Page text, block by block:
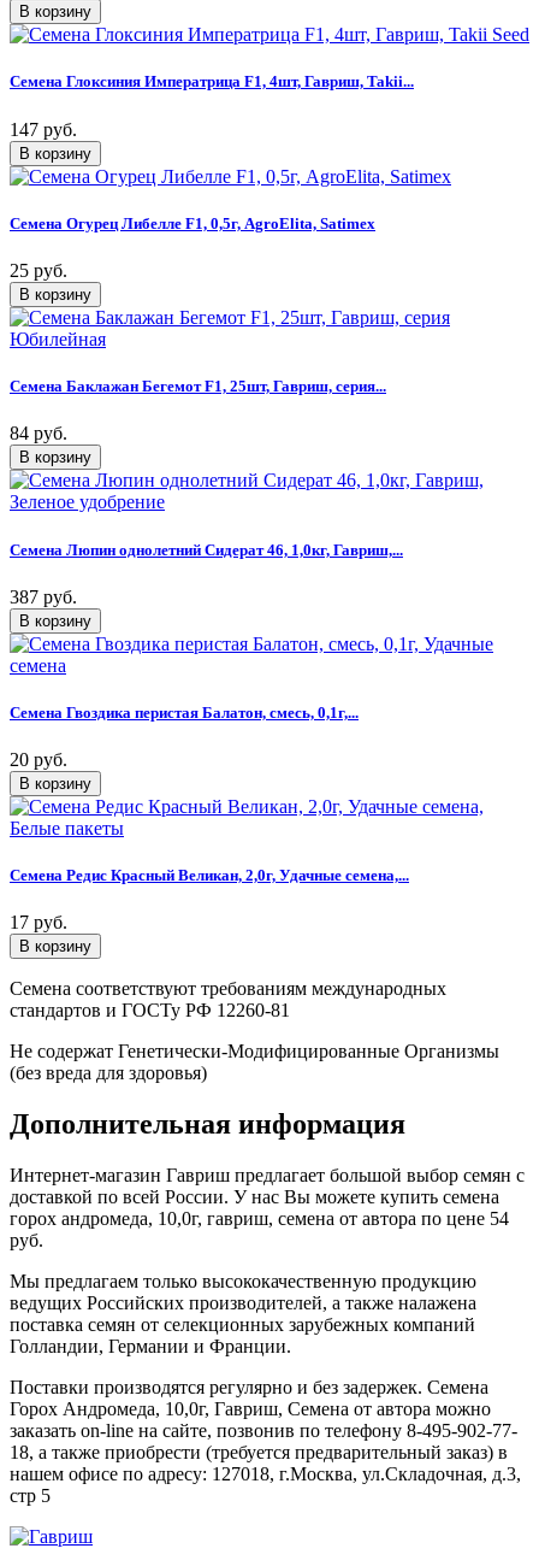
Семена Глоксиния Императрица F1, 4шт, Гавриш, Takii...
147 руб.
Семена Огурец Либелле F1, 0,5г, AgroElita, Satimex
25 руб.
Семена Баклажан Бегемот F1, 25шт, Гавриш, серия...
84 руб.
Семена Люпин однолетний Сидерат 46, 1,0кг, Гавриш,...
387 руб.
Семена Гвоздика перистая Балатон, смесь, 0,1г,...
20 руб.
Семена Редис Красный Великан, 2,0г, Удачные семена,...
17 руб.
Семена соответствуют требованиям международных
стандартов и ГОСТу РФ 12260-81
Не содержат Генетически-Модифицированные Организмы
(без вреда для здоровья)
Дополнительная информация
Интернет-магазин Гавриш предлагает большой выбор семян с
доставкой по всей России. У нас Вы можете купить семена
горох андромеда, 10,0г, гавриш, семена от автора по цене 54
руб.
Мы предлагаем только высококачественную продукцию
ведущих Российских производителей, а также налажена
поставка семян от селекционных зарубежных компаний
Голландии, Германии и Франции.
Поставки производятся регулярно и без задержек. Семена
Горох Андромеда, 10,0г, Гавриш, Семена от автора можно
заказать on-line на сайте, позвонив по телефону 8-495-902-77-
18, а также приобрести (требуется предварительный заказ) в
нашем офисе по адресу: 127018, г.Москва, ул.Складочная, д.3,
стр 5